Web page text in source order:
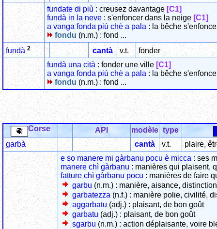
fundate di più : creusez davantage [C1]
fundà in la neve : s'enfoncer dans la neige [C1]
a vanga fonda più chè a pala : la bêche
fondu (n.m.) : fond ...
fundà 2 cantà v.t.
fonder
fundà una cità : fonder une ville [C1]
a vanga fonda più chè a pala : la bêche
fondu (n.m.) : fond ...
Corse API modèle type
garbà
cantà v.t.
plaire,
e so manere mi gàrbanu pocu è micca : ses
manere chì gàrbanu : manières qui plaisent,
fatture chì gàrbanu pocu : manières de faire
garbu (n.m.) : manière, aisance, distinction
garbatezza (n.f.) : manière polie, civilité,
aggarbatu (adj.) : plaisant, de bon goût
garbatu (adj.) : plaisant, de bon goût
sgarbu (n.m.) : action déplaisante, voire